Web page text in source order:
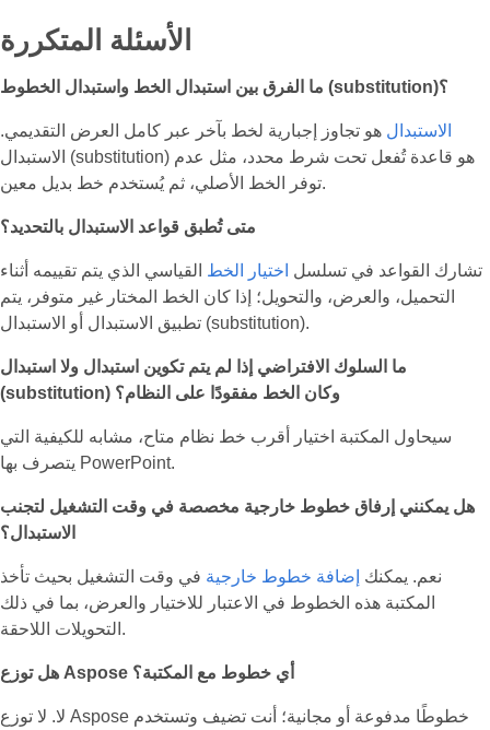
الأسئلة المتكررة
ما الفرق بين استبدال الخط واستبدال الخطوط (substitution)؟
الاستبدال هو تجاوز إجبارية لخط بآخر عبر كامل العرض التقديمي.
الاستبدال (substitution) هو قاعدة تُفعل تحت شرط محدد، مثل عدم
توفر الخط الأصلي، ثم يُستخدم خط بديل معين.
متى تُطبق قواعد الاستبدال بالتحديد؟
تشارك القواعد في تسلسل اختيار الخط القياسي الذي يتم تقييمه أثناء
التحميل، والعرض، والتحويل؛ إذا كان الخط المختار غير متوفر، يتم
تطبيق الاستبدال أو الاستبدال (substitution).
ما السلوك الافتراضي إذا لم يتم تكوين استبدال ولا استبدال
(substitution) وكان الخط مفقودًا على النظام؟
سيحاول المكتبة اختيار أقرب خط نظام متاح، مشابه للكيفية التي
يتصرف بها PowerPoint.
هل يمكنني إرفاق خطوط خارجية مخصصة في وقت التشغيل لتجنب
الاستبدال؟
نعم. يمكنك إضافة خطوط خارجية في وقت التشغيل بحيث تأخذ
المكتبة هذه الخطوط في الاعتبار للاختيار والعرض، بما في ذلك
التحويلات اللاحقة.
هل توزع Aspose أي خطوط مع المكتبة؟
لا. لا توزع Aspose خطوطًا مدفوعة أو مجانية؛ أنت تضيف وتستخدم